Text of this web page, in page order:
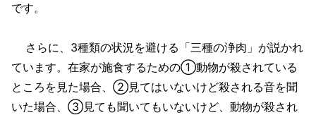
です。
さらに、3種類の状況を避ける「三種の浄肉」が説かれ
ています。在家が施食するための①動物が殺されている
ところを見た場合、②見てはいないけど殺される音を聞
いた場合、③見ても聞いてもいないけど、動物が殺され